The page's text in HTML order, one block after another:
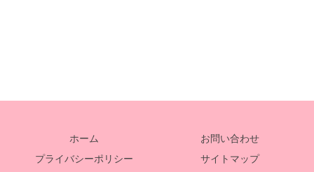
ホーム
お問い合わせ
プライバシーポリシー
サイトマップ